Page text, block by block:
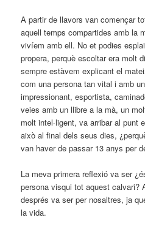
A partir de llavors van començar
aquell temps compartides amb la
vivíem amb ell. No et podies
propera, perquè escoltar era molt
sempre estàvem explicant el
com una persona tan vital i amb
impressionant, esportista,
veies amb un llibre a la mà, un
molt intel·ligent, va arribar al punt
això al final dels seus dies,
van haver de passar 13 anys per
La meva primera reflexió va ser
persona visqui tot aquest calvari?
després va ser per nosaltres, ja
la vida.